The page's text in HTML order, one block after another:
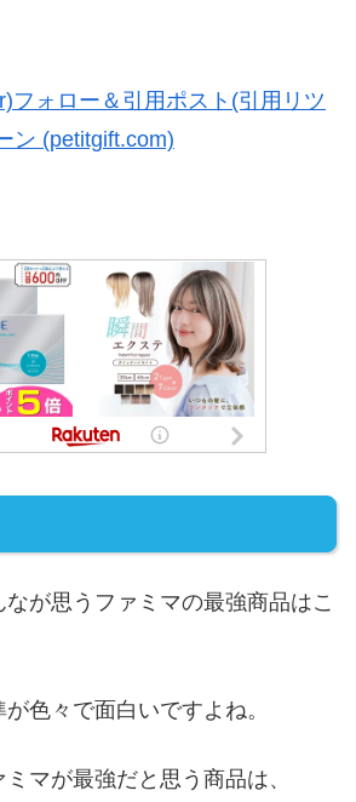
フォロー＆引用ポスト(引用リツ
ン (petitgift.com)
なが思うファミマの最強商品はこ
色々で面白いですよね。
マが最強だと思う商品は、